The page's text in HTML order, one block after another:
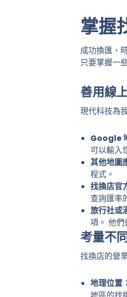
掌握
成功換匯，
只要掌握一
善用線
現代科技為
Google
可以輸入
其他地圖
程式。
找換店官
查詢匯率
旅行社或
項。 他們
考量不
找換店的營
地理位置：